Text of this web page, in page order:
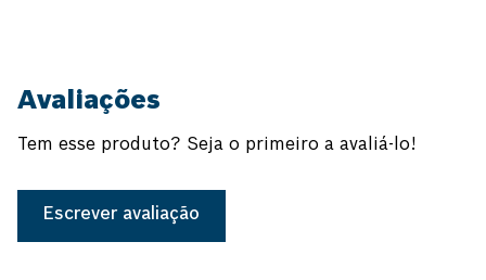
Avaliações
Tem esse produto? Seja o primeiro a avaliá-lo!
Escrever avaliação